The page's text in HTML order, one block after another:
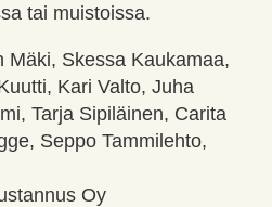
tai muistoissa.
Mäki, Skessa Kaukamaa,
Kari Valto, Juha
Tarja Sipiläinen, Carita
Seppo Tammilehto,
Oy